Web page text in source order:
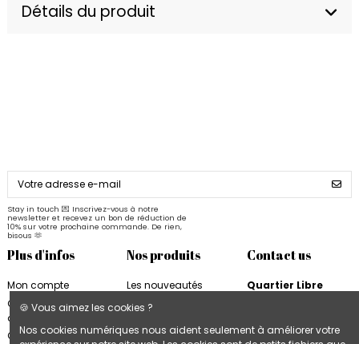
Détails du produit
Stay in touch 💌 Inscrivez-vous à notre
newsletter et recevez un bon de réduction de
10% sur votre prochaine commande. De rien,
bisous 🫶
Plus d'infos
Mon compte
Conditions
d'utilisation
Contactez-nous
Nos produits
Les nouveautés
Blocs & Plannings
Contact us
Quartier Libre
31000 Toulouse
🍪 Vous aimez les cookies ?
Nos cookies numériques nous aident seulement à améliorer votre